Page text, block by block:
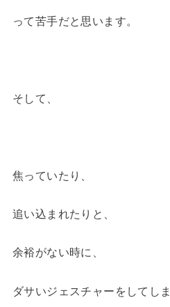
って苦手だと思います。
そして、
焦っていたり、
追い込まれたりと、
余裕がない時に、
ダサいジェスチャーをしてし